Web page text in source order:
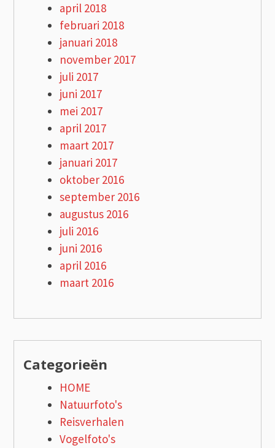
april 2018
februari 2018
januari 2018
november 2017
juli 2017
juni 2017
mei 2017
april 2017
maart 2017
januari 2017
oktober 2016
september 2016
augustus 2016
juli 2016
juni 2016
april 2016
maart 2016
Categorieën
HOME
Natuurfoto's
Reisverhalen
Vogelfoto's